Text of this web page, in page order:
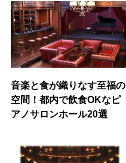
音楽と食が織りなす至福の
空間！都内で飲食OKなピ
アノサロンホール20選